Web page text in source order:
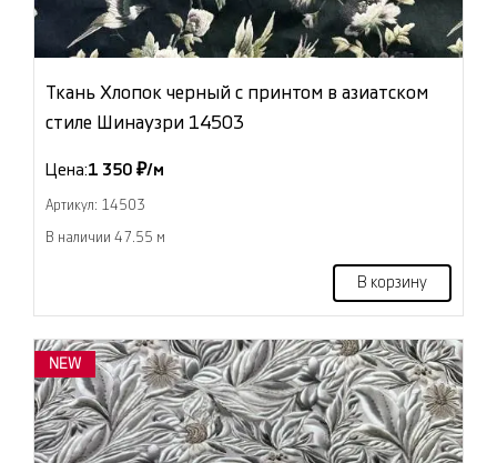
Ткань Хлопок черный с принтом в азиатском
стиле Шинаузри 14503
Цена:1 350 ₽/м
Артикул: 14503
В наличии 47.55 м
В корзину
NEW